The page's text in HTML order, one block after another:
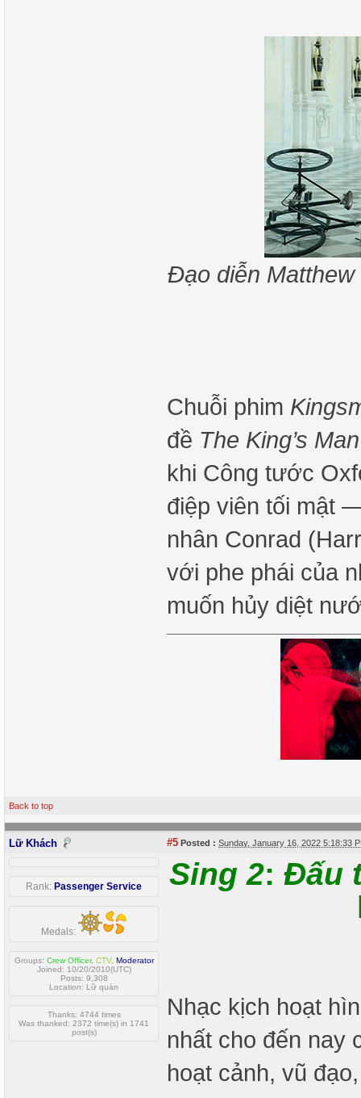
Đạo diễn
Chuỗi phim
đề The King’s Man
khi Công tước
điệp viên tối mật
nhân Conrad
với phe phái của
muốn hủy diệt
Back to top
Lữ Khách #5 Posted : Sunday, January 16, 2022 5:18:33
Rank: Passenger Service
Medals:
Groups: Crew Officer, CTV, Moderator
Joined: 10/20/2010(UTC)
Posts: 9,308
Location: Lữ quán
Thanks: 4744 times
Was thanked: 2372 time(s) in 1741
post(s)
Sing 2: Đấu
Nhạc kịch hoạt
nhất cho đến nay
hoạt cảnh, vũ